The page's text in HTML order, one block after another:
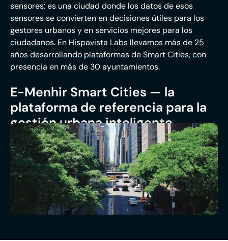
sensores: es una ciudad donde los datos de esos
sensores se convierten en decisiones útiles para los
gestores urbanos y en servicios mejores para los
ciudadanos. En Hispavista Labs llevamos más de 25
años desarrollando plataformas de Smart Cities, con
presencia en más de 30 ayuntamientos.
E-Menhir Smart Cities — la
plataforma de referencia para la
gestión urbana inteligente